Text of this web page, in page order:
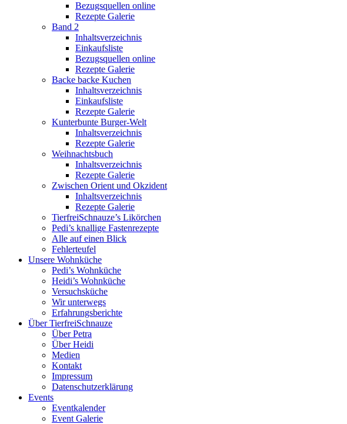
Bezugsquellen online
Rezepte Galerie
Band 2
Inhaltsverzeichnis
Einkaufsliste
Bezugsquellen online
Rezepte Galerie
Backe backe Kuchen
Inhaltsverzeichnis
Einkaufsliste
Rezepte Galerie
Kunterbunte Burger-Welt
Inhaltsverzeichnis
Rezepte Galerie
Weihnachtsbuch
Inhaltsverzeichnis
Rezepte Galerie
Zwischen Orient und Okzident
Inhaltsverzeichnis
Rezepte Galerie
TierfreiSchnauze’s Likörchen
Pedi’s knallige Fastenrezepte
Alle auf einen Blick
Fehlerteufel
Unsere Wohnküche
Pedi’s Wohnküche
Heidi’s Wohnküche
Versuchsküche
Wir unterwegs
Erfahrungsberichte
Über TierfreiSchnauze
Über Petra
Über Heidi
Medien
Kontakt
Impressum
Datenschutzerklärung
Events
Eventkalender
Event Galerie